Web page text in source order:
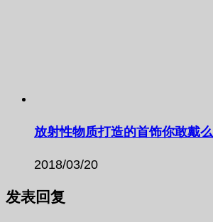
放射性物质打造的首饰你敢戴么
2018/03/20
发表回复